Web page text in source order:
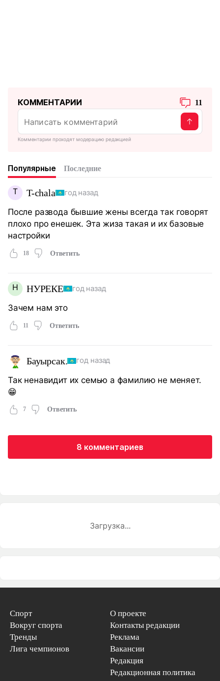
КОММЕНТАРИИ 11
Комментарии проходят модерацию редакцией
Популярные Последние
T T-chala год назад
После развода бывшие жены всегда так говорят
плохо про енешек. Эта жиза такая и их базовые
настройки
18 Ответить
Н НУРЕКЕ год назад
Зачем нам это
11 Ответить
Бауырсак. год назад
Так ненавидит их семью а фамилию не меняет.
😁
7 Ответить
8 комментариев
Загрузка...
Спорт
Вокруг спорта
Тренды
Лига чемпионов
О проекте
Контакты редакции
Реклама
Вакансии
Редакция
Редакционная политика